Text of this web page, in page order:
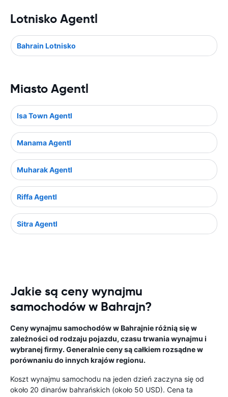
Lotnisko Agentl
Bahrain Lotnisko
Miasto Agentl
Isa Town Agentl
Manama Agentl
Muharak Agentl
Riffa Agentl
Sitra Agentl
Jakie są ceny wynajmu
samochodów w Bahrajn?
Ceny wynajmu samochodów w Bahrajnie różnią się w
zależności od rodzaju pojazdu, czasu trwania wynajmu i
wybranej firmy. Generalnie ceny są całkiem rozsądne w
porównaniu do innych krajów regionu.
Koszt wynajmu samochodu na jeden dzień zaczyna się od
około 20 dinarów bahrańskich (około 50 USD). Cena ta